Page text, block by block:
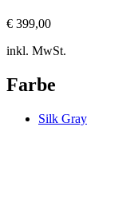
€ 399,00
inkl. MwSt.
Farbe
Silk Gray